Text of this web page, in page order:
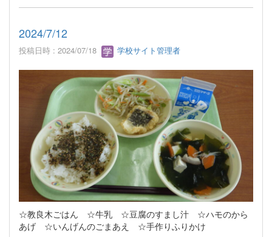
2024/7/12
投稿日時 : 2024/07/18 学校サイト管理者
☆教良木ごはん ☆牛乳 ☆豆腐のすまし汁 ☆ハモのから
あげ ☆いんげんのごまあえ ☆手作りふりかけ